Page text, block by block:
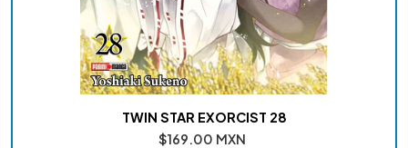
TWIN STAR EXORCIST 28
$169.00 MXN